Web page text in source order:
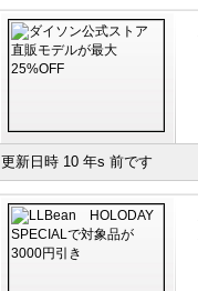
更新日時 10 年s 前です